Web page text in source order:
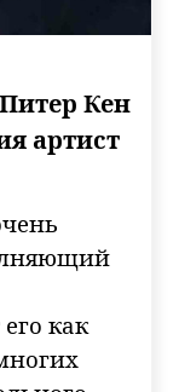
Кен
артист
как